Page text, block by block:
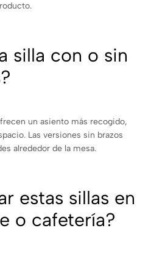
silla con o sin
un asiento más recogido,
Las versiones sin brazos
alrededor de la mesa.
estas sillas en
o cafetería?